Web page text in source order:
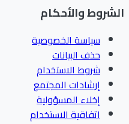
والأحكام
سياسة الخصوصية
حذف البيانات
شروط الاستخدام
إرشادات المجتمع
إخلاء المسؤولية
اتفاقية الاستخدام